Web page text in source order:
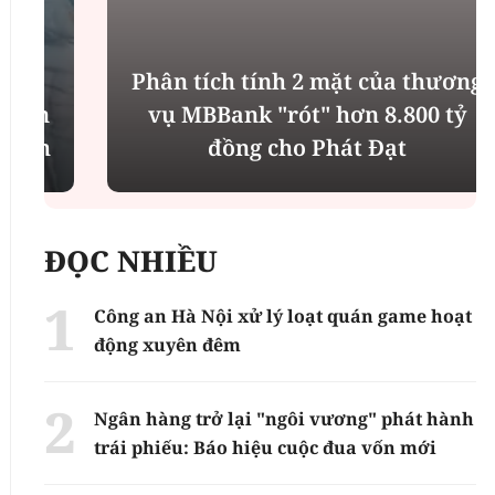
Phân tích tính 2 mặt của thương
vụ MBBank "rót" hơn 8.800 tỷ
đồng cho Phát Đạt
ĐỌC NHIỀU
Công an Hà Nội xử lý loạt quán game hoạt
động xuyên đêm
Ngân hàng trở lại "ngôi vương" phát hành
trái phiếu: Báo hiệu cuộc đua vốn mới